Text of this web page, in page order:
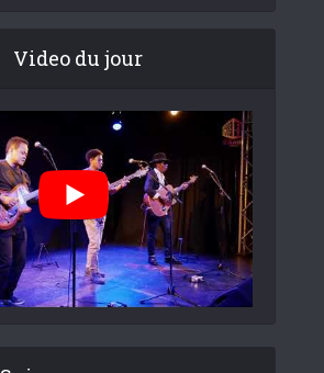
Video du jour